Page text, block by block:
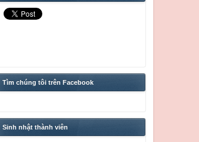
Tìm chúng tôi trên Facebook
Sinh nhật thành viên